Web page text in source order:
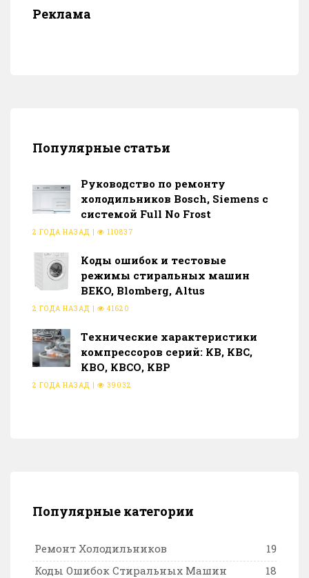
Реклама
Популярные статьи
Руководство по ремонту
холодильников Bosch, Siemens с
системой Full No Frost
2 ГОДА НАЗАД | 110837
Коды ошибок и тестовые
режимы стиральных машин
BEKO, Blomberg, Altus
2 ГОДА НАЗАД | 41620
Тeхнические характеристики
компрессоров серий: КВ, КВС,
КВО, КВСО, КВР
2 ГОДА НАЗАД | 39032
Популярные категории
Ремонт Холодильников
19
Коды Ошибок Стиральных Машин
18